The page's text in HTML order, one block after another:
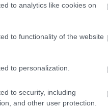
to analytics like cookies on
to functionality of the website
to personalization.
to security, including
and other user protection.
του
Ντόναλντ
συμμαχία,